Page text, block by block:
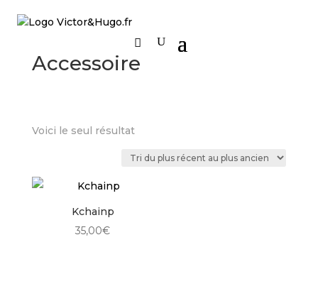
Accessoire
Voici le seul résultat
Kchainp
35,00€